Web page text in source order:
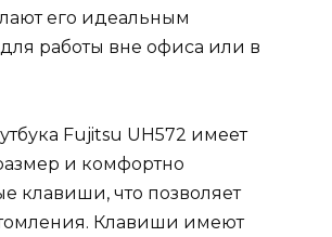
его идеальным
работы вне офиса или в
Fujitsu UH572 имеет
и комфортно
клавиши, что позволяет
Клавиши имеют